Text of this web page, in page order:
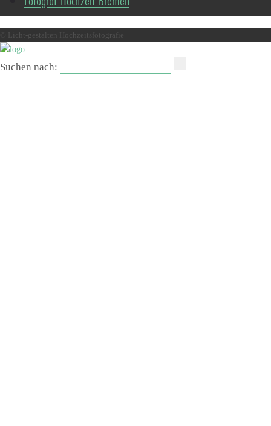
© Licht-gestalten Hochzeitsfotografie
Suchen nach: